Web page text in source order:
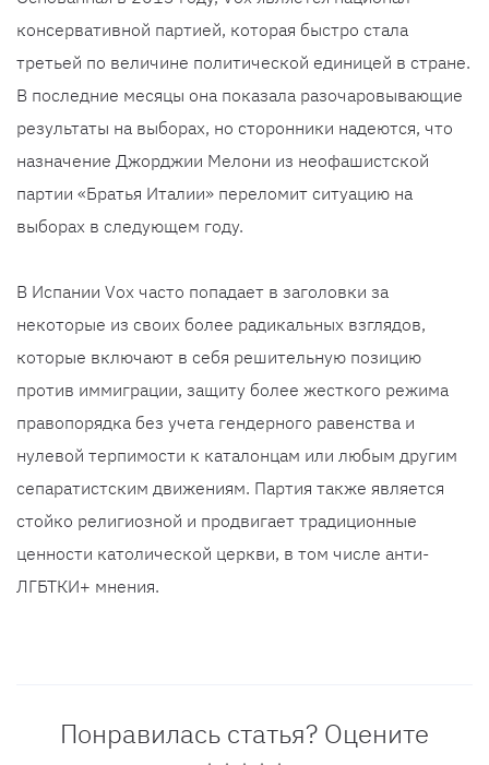
консервативной партией, которая быстро стала
третьей по величине политической единицей в стране.
В последние месяцы она показала разочаровывающие
результаты на выборах, но сторонники надеются, что
назначение Джорджии Мелони из неофашистской
партии «Братья Италии» переломит ситуацию на
выборах в следующем году.
В Испании Vox часто попадает в заголовки за
некоторые из своих более радикальных взглядов,
которые включают в себя решительную позицию
против иммиграции, защиту более жесткого режима
правопорядка без учета гендерного равенства и
нулевой терпимости к каталонцам или любым другим
сепаратистским движениям. Партия также является
стойко религиозной и продвигает традиционные
ценности католической церкви, в том числе анти-
ЛГБТКИ+ мнения.
Понравилась статья? Оцените